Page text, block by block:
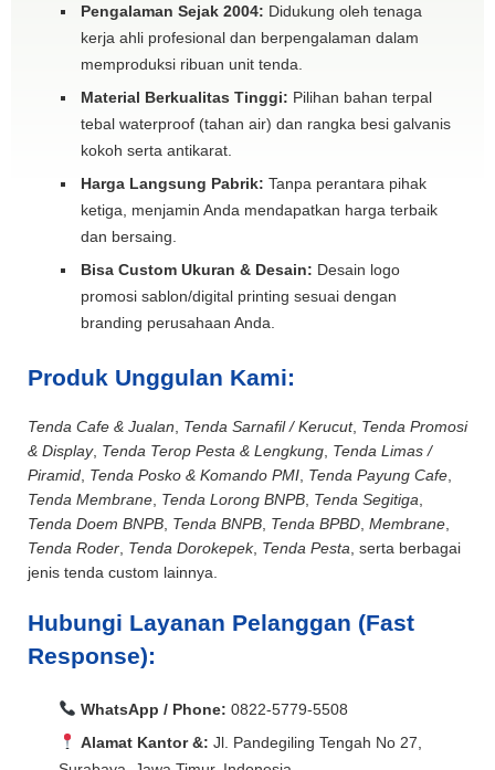
Pengalaman Sejak 2004: Didukung oleh tenaga
kerja ahli profesional dan berpengalaman dalam
memproduksi ribuan unit tenda.
Material Berkualitas Tinggi: Pilihan bahan terpal
tebal waterproof (tahan air) dan rangka besi galvanis
kokoh serta antikarat.
Harga Langsung Pabrik: Tanpa perantara pihak
ketiga, menjamin Anda mendapatkan harga terbaik
dan bersaing.
Bisa Custom Ukuran & Desain: Desain logo
promosi sablon/digital printing sesuai dengan
branding perusahaan Anda.
Produk Unggulan Kami:
Tenda Cafe & Jualan Tenda Sarnafil / Kerucut, Tenda Promosi
& Display, Tenda Terop Pesta & Lengkung Tenda Limas /
Piramid Tenda Posko & Komando PMI Tenda Payung Cafe
Tenda Membrane Tenda Lorong BNPB Tenda Segitiga
Tenda Doem BNPB Tenda BNPB Tenda BPBD Membrane
Tenda Roder Tenda Dorokepek, Tenda Pesta , serta berbagai
jenis tenda custom lainnya.
Hubungi Layanan Pelanggan (Fast
Response):
WhatsApp / Phone: 0822-5779-5508
Alamat Kantor &: Jl. Pandegiling Tengah No 27,